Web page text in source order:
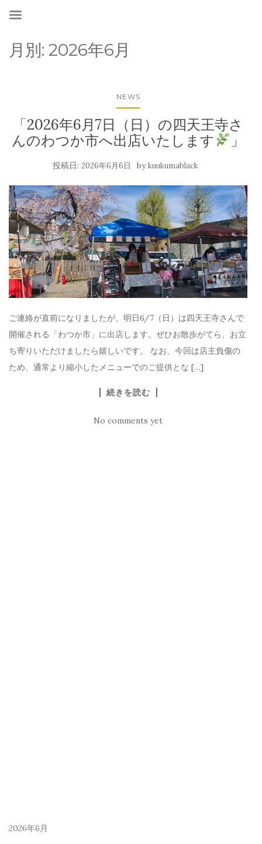
月別: 2026年6月
NEWS
「2026年6月7日（日）の四天王寺さ
んのわつか市へ出店いたします
」
投稿日: 2026年6月6日 bykuukumablack
ご連絡が直前になりましたが、明日6/7（日）は四天王寺さんで
開催される「わつか市」に出店します。ぜひお散歩がてら、お立
ち寄りいただけましたら嬉しいです。 なお、今回は店主負傷の
ため、通常より縮小したメニューでのご提供とな […]
続きを読む
No comments yet
2026年6月